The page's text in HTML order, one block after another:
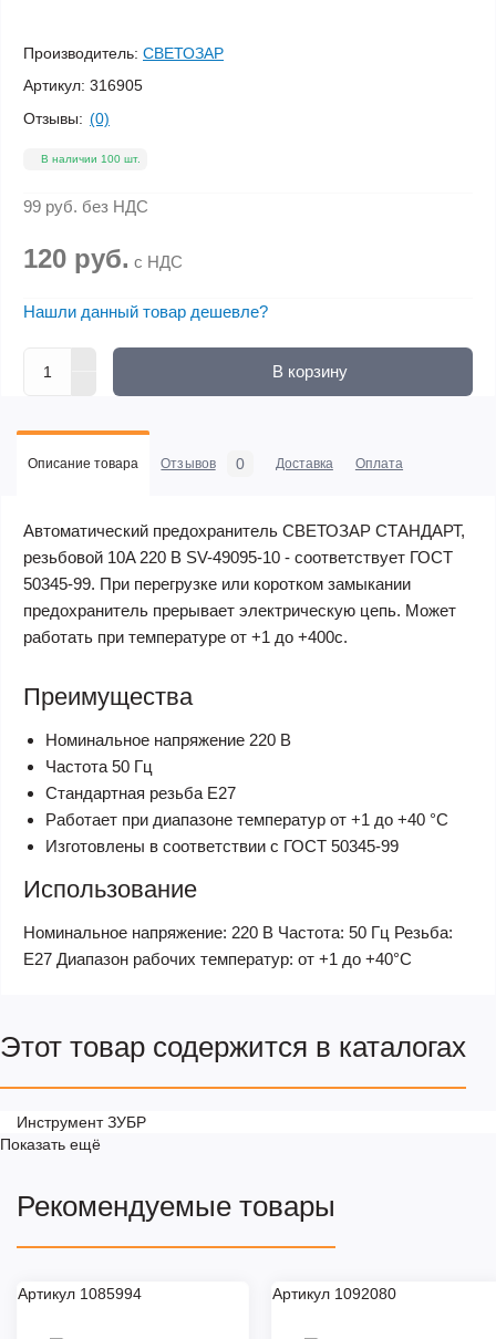
Производитель: СВЕТОЗАР
Артикул: 316905
Отзывы: (0)
В наличии 100 шт.
99 руб. без НДС
120 руб. с НДС
Нашли данный товар дешевле?
В корзину
Описание товара Отзывов 0 Доставка Оплата
Автоматический предохранитель СВЕТОЗАР СТАНДАРТ,
резьбовой 10A 220 В SV-49095-10 - соответствует ГОСТ
50345-99. При перегрузке или коротком замыкании
предохранитель прерывает электрическую цепь. Может
работать при температуре от +1 до +400с.
Преимущества
Номинальное напряжение 220 В
Частота 50 Гц
Стандартная резьба Е27
Работает при диапазоне температур от +1 до +40 °С
Изготовлены в соответствии с ГОСТ 50345-99
Использование
Номинальное напряжение: 220 В Частота: 50 Гц Резьба:
Е27 Диапазон рабочих температур: от +1 до +40°С
Этот товар содержится в каталогах
Инструмент ЗУБР
Показать ещё
Рекомендуемые товары
Артикул 1085994 Артикул 1092080